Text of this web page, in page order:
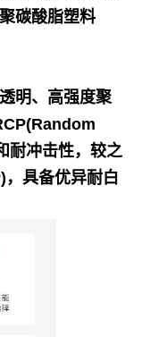
碳酸脂塑料
明、高强度聚
耐冲击性，较之
具备优异耐白